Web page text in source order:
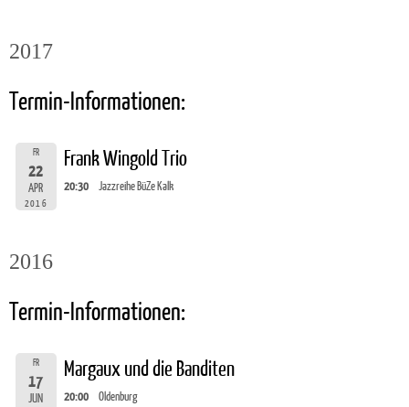
2017
Termin-Informationen:
FR
22
APR
2016
Frank Wingold Trio
20:30 Jazzreihe BüZe Kalk
2016
Termin-Informationen:
FR
17
JUN
Margaux und die Banditen
20:00 Oldenburg